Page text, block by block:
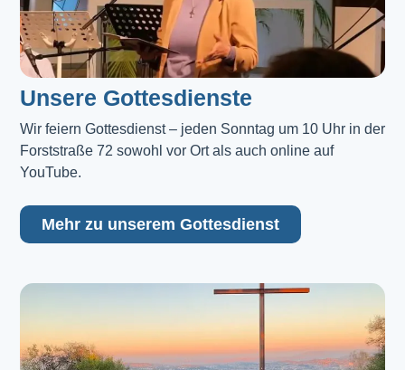
Unsere Gottesdienste
Wir feiern Gottesdienst – jeden Sonntag um 10 Uhr in der
Forststraße 72 sowohl vor Ort als auch online auf
YouTube.
Mehr zu unserem Gottesdienst